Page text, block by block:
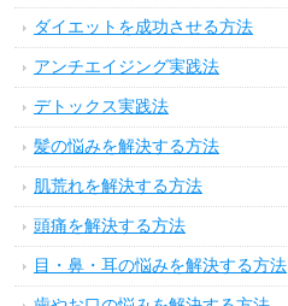
ダイエットを成功させる方法
アンチエイジング実践法
デトックス実践法
髪の悩みを解決する方法
肌荒れを解決する方法
頭痛を解決する方法
目・鼻・耳の悩みを解決する方法